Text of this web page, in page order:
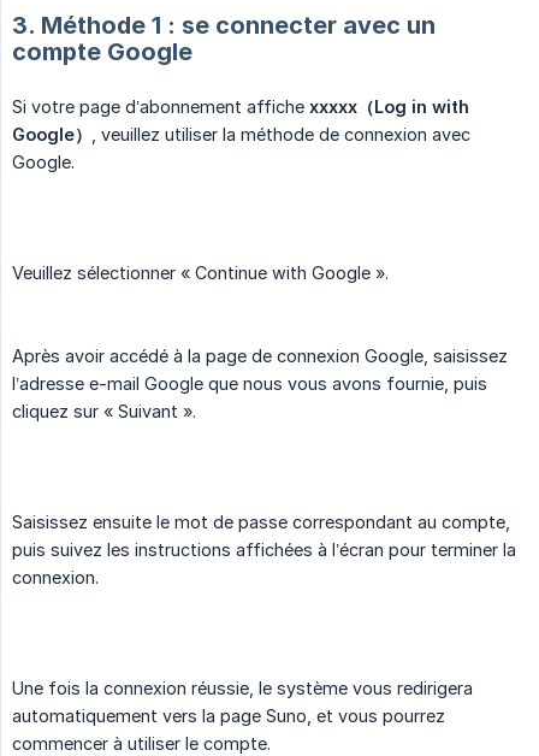
3. Méthode 1 : se connecter avec un
compte Google
Si votre page d’abonnement affiche xxxxx（Log in with
Google）
, veuillez utiliser la méthode de connexion avec
Google.
Veuillez sélectionner « Continue with Google ».
Après avoir accédé à la page de connexion Google, saisissez
l’adresse e-mail Google que nous vous avons fournie, puis
cliquez sur « Suivant ».
Saisissez ensuite le mot de passe correspondant au compte,
puis suivez les instructions affichées à l’écran pour terminer la
connexion.
Une fois la connexion réussie, le système vous redirigera
automatiquement vers la page Suno, et vous pourrez
commencer à utiliser le compte.